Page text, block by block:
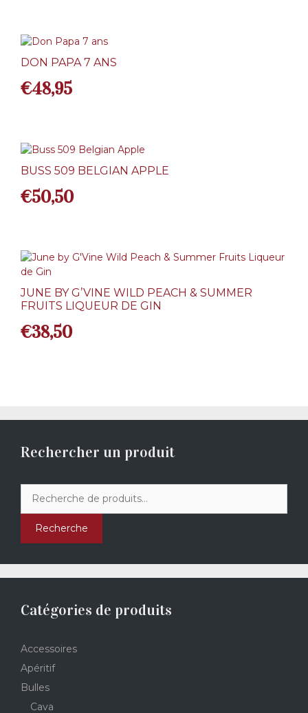
DON PAPA 7 ANS
€48,95
BUSS 509 BELGIAN APPLE
€50,50
JUNE BY G’VINE WILD PEACH & SUMMER
FRUITS LIQUEUR DE GIN
€38,50
Rechercher un produit
pour :
Recherche
Catégories de produits
Accessoires
Apéritif
Bulles
Cava